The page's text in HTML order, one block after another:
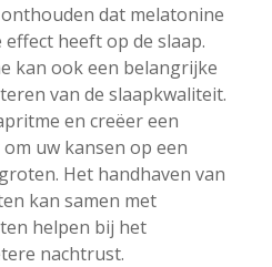
dat melatonine
heeft op de slaap.
kan ook een belangrijke
van de slaapkwaliteit.
en creëer een
uw kansen op een
Het handhaven van
kan samen met
helpen bij het
nachtrust.